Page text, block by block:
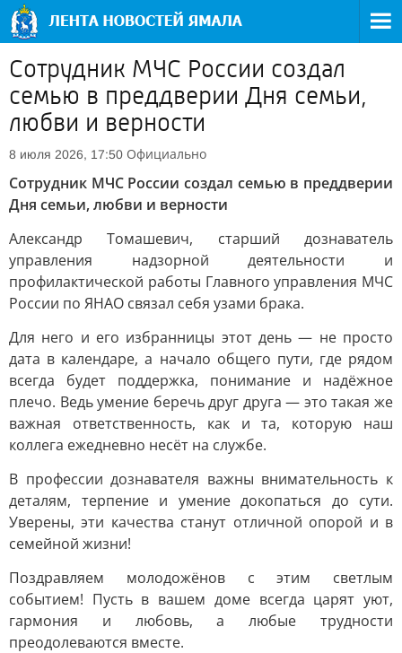
Сотрудник МЧС России создал
семью в преддверии Дня семьи,
любви и верности
8 июля 2026, 17:50 Официально
Сотрудник МЧС России создал семью в преддверии
Дня семьи, любви и верности
Александр Томашевич, старший дознаватель
управления надзорной деятельности и
профилактической работы Главного управления МЧС
России по ЯНАО связал себя узами брака.
Для него и его избранницы этот день — не просто
дата в календаре, а начало общего пути, где рядом
всегда будет поддержка, понимание и надёжное
плечо. Ведь умение беречь друг друга — это такая же
важная ответственность, как и та, которую наш
коллега ежедневно несёт на службе.
В профессии дознавателя важны внимательность к
деталям, терпение и умение докопаться до сути.
Уверены, эти качества станут отличной опорой и в
семейной жизни!
Поздравляем молодожёнов с этим светлым
событием! Пусть в вашем доме всегда царят уют,
гармония и любовь, а любые трудности
преодолеваются вместе.